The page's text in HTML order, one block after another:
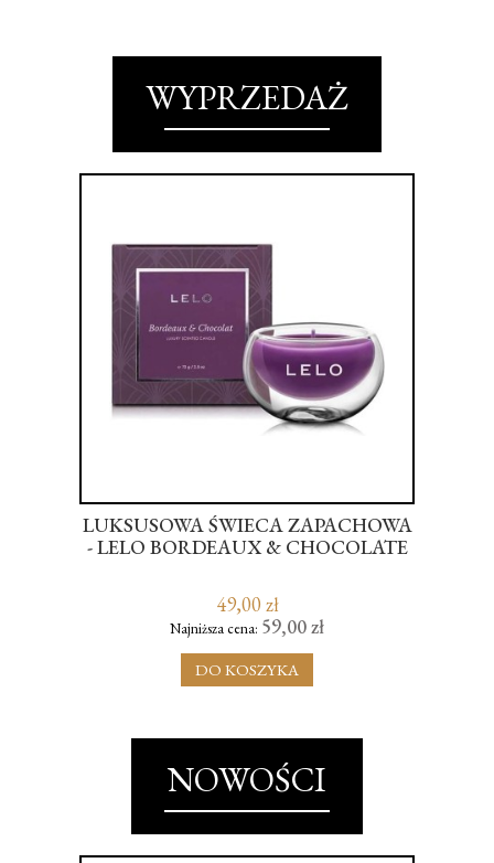
WYPRZEDAŻ
LUKSUSOWA ŚWIECA ZAPACHOWA
- LELO BORDEAUX & CHOCOLATE
49,00 zł
Najniższa cena: 59,00 zł
DO KOSZYKA
NOWOŚCI